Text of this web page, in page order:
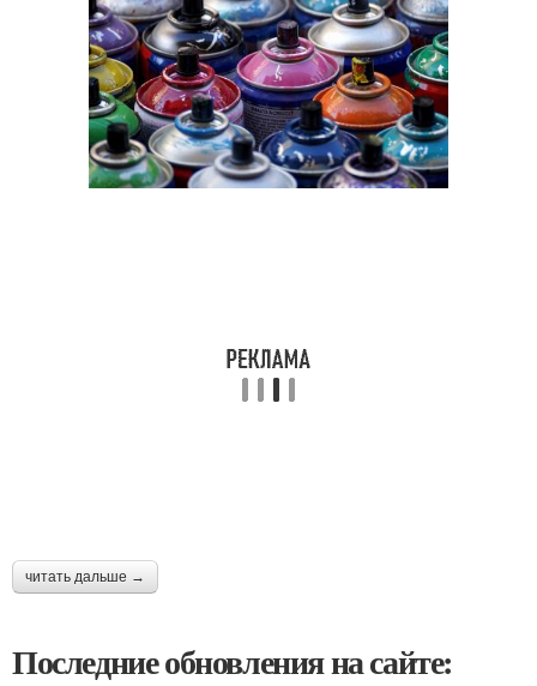
читать дальше →
Последние обновления на сайте: